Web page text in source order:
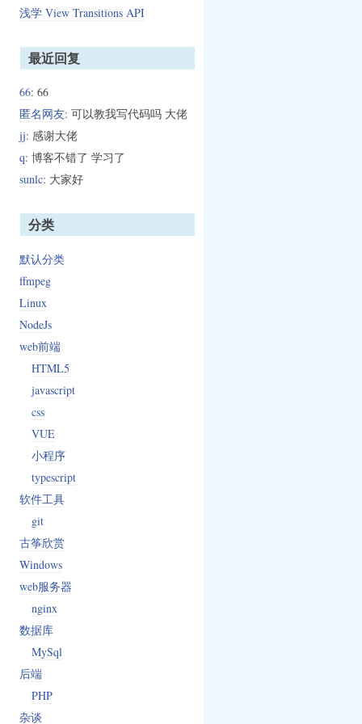
浅学 View Transitions API
最近回复
66: 66
匿名网友: 可以教我写代码吗 大佬
jj: 感谢大佬
q: 博客不错了 学习了
sunlc: 大家好
分类
默认分类
ffmpeg
Linux
NodeJs
web前端
HTML5
javascript
css
VUE
小程序
typescript
软件工具
git
古筝欣赏
Windows
web服务器
nginx
数据库
MySql
后端
PHP
杂谈